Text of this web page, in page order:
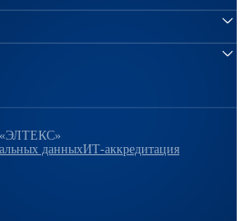
данныхИТ-аккредитация